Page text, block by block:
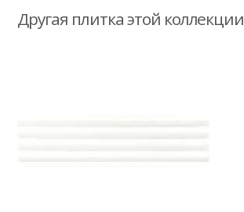
Другая плитка этой коллекции